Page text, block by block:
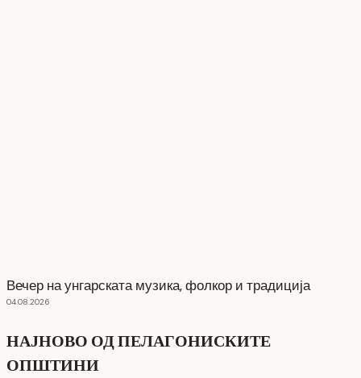
Вечер на унгарската музика, фолкор и традиција
04.08.2026
НАЈНОВО ОД ПЕЛАГОНИСКИТЕ
ОПШТИНИ